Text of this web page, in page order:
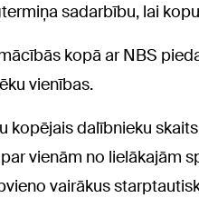
sadarbību, lai
kopā ar NBS
vienības.
kopējais dalībnieku
vienām no lielākajām
vairākus